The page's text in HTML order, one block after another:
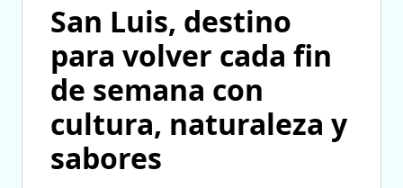
San Luis, destino
para volver cada fin
de semana con
cultura, naturaleza y
sabores